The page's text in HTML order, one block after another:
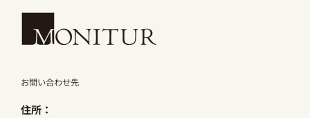
お問い合わせ先
住所：